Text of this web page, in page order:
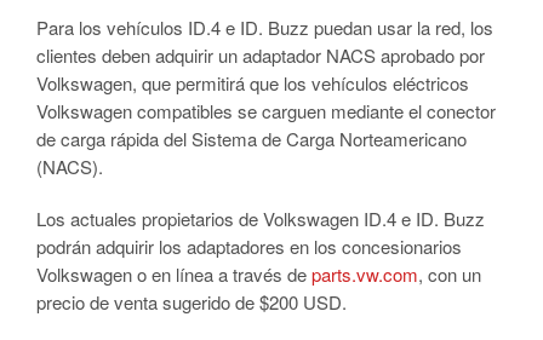
Para los vehículos ID.4 e ID. Buzz puedan usar la red, los
clientes deben adquirir un adaptador NACS aprobado por
Volkswagen, que permitirá que los vehículos eléctricos
Volkswagen compatibles se carguen mediante el conector
de carga rápida del Sistema de Carga Norteamericano
(NACS).
Los actuales propietarios de Volkswagen ID.4 e ID. Buzz
podrán adquirir los adaptadores en los concesionarios
Volkswagen o en línea a través departs.vw.com, con un
precio de venta sugerido de $200 USD.